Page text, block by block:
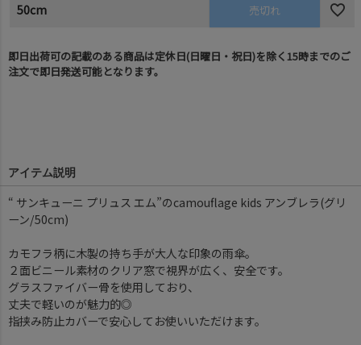
50cm 売切れ
即日出荷可の記載のある商品は定休日(日曜日・祝日)を除く15時までのご
注文で即日発送可能となります。
アイテム説明
“ サンキューニ プリュス エム”のcamouflage kids アンブレラ(グリ
ーン/50cm)
カモフラ柄に木製の持ち手が大人な印象の雨傘。
２面ビニール素材のクリア窓で視界が広く、安全です。
グラスファイバー骨を使用しており、
丈夫で軽いのが魅力的◎
指挟み防止カバーで安心してお使いいただけます。